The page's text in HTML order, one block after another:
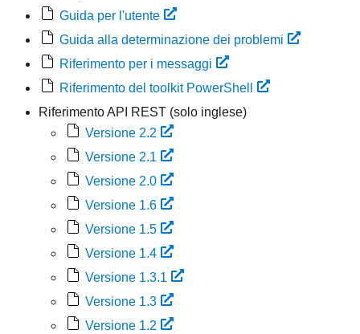
Guida per l'utente
Guida alla determinazione dei problemi
Riferimento per i messaggi
Riferimento del toolkit PowerShell
Riferimento API REST (solo inglese)
Versione 2.2
Versione 2.1
Versione 2.0
Versione 1.6
Versione 1.5
Versione 1.4
Versione 1.3.1
Versione 1.3
Versione 1.2